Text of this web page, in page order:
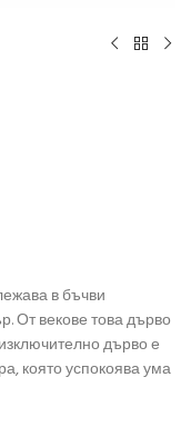
в бъчви
От векове това дърво
дърво е
която успокоява ума